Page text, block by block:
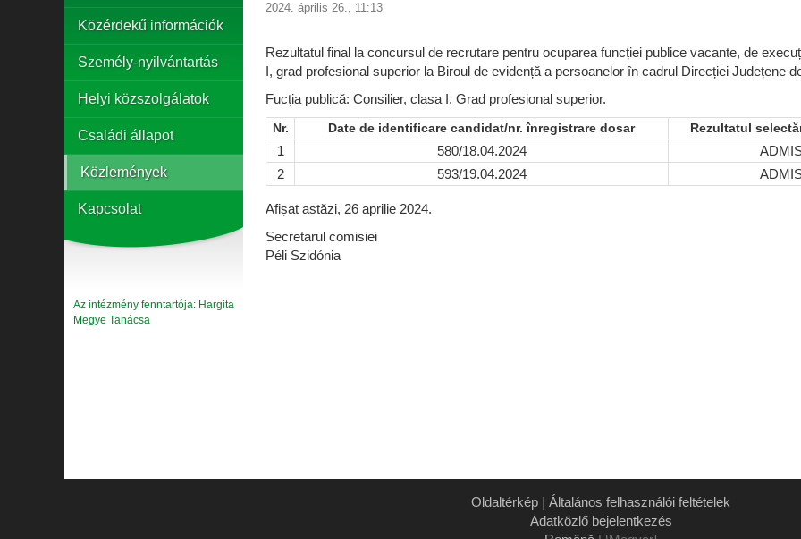
Közérdekű információk
Személy-nyilvántartás
Helyi közszolgálatok
Családi állapot
Közlemények
Kapcsolat
Az intézmény fenntartója: Hargita
Megye Tanácsa
2024. április 26., 11:13
Rezultatul final la concursul de recrutare pentru ocuparea funcției publice vacante, de
I, grad profesional superior la Biroul de evidență a persoanelor în cadrul Direcției Județene
Fucția publică: Consilier, clasa I. Grad profesional superior.
Nr. Date de identificare candidat/nr. înregistrare dosar Rezultatul
1 580/18.04.2024
2
593/19.04.2024
Afișat astăzi, 26 aprilie 2024.
Secretarul comisiei
Péli Szidónia
Oldaltérkép | Általános felhasználói feltételek
Adatközlő bejelentkezés